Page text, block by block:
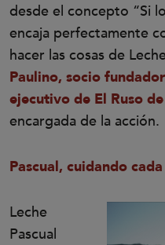
desde el concepto “Si
encaja perfectamente
hacer las cosas de
Paulino, socio
ejecutivo de El Ruso
encargada de la acción.
Pascual, cuidando
Leche
Pascual